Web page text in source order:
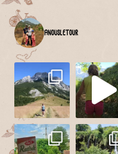
anousletour